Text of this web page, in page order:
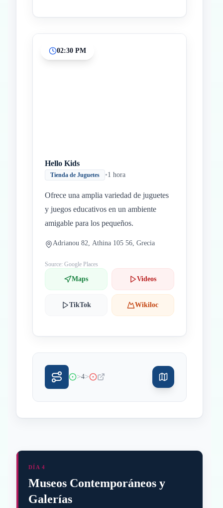
02:30 PM
Hello Kids
Tienda de Juguetes •1 hora
Ofrece una amplia variedad de juguetes
y juegos educativos en un ambiente
amigable para los pequeños.
Adrianou 82, Athina 105 56, Grecia
Source: Google Places
Maps Videos
TikTok Wikiloc
>4>
DÍA 4
Museos Contemporáneos y
Galerías